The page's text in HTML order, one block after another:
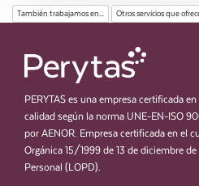
También trabajamos en... Otros servicios que
PERYTAS es una empresa certificada
calidad según la norma UNE-EN-ISO
por AENOR. Empresa certificada en el
Orgánica 15/1999 de 13 de diciembre
Personal (LOPD).